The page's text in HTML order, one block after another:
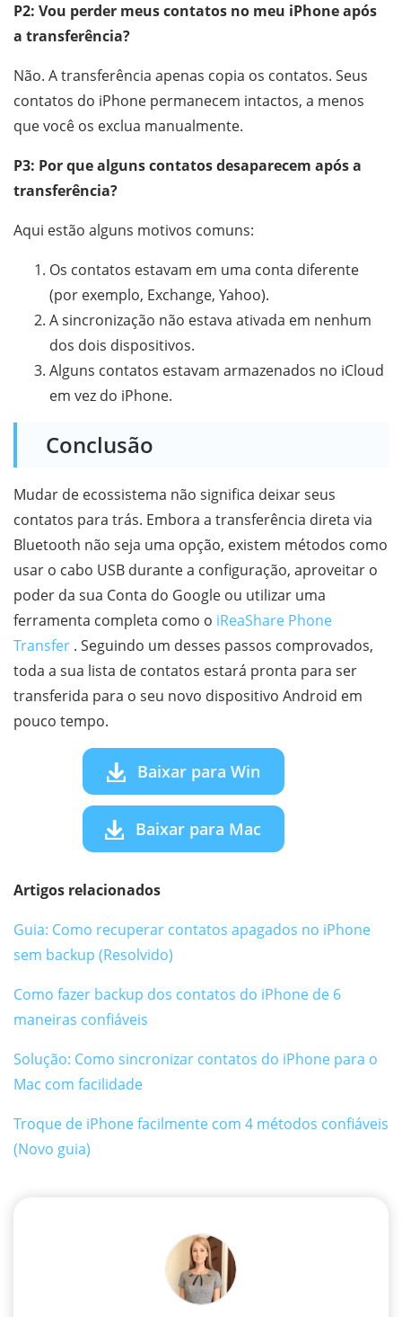
P2: Vou perder meus contatos no meu iPhone após
a transferência?
Não. A transferência apenas copia os contatos. Seus
contatos do iPhone permanecem intactos, a menos
que você os exclua manualmente.
P3: Por que alguns contatos desaparecem após a
transferência?
Aqui estão alguns motivos comuns:
Os contatos estavam em uma conta diferente
(por exemplo, Exchange, Yahoo).
A sincronização não estava ativada em nenhum
dos dois dispositivos.
Alguns contatos estavam armazenados no iCloud
em vez do iPhone.
Conclusão
Mudar de ecossistema não significa deixar seus
contatos para trás. Embora a transferência direta via
Bluetooth não seja uma opção, existem métodos como
usar o cabo USB durante a configuração, aproveitar o
poder da sua Conta do Google ou utilizar uma
ferramenta completa como o iReaShare Phone
Transfer . Seguindo um desses passos comprovados,
toda a sua lista de contatos estará pronta para ser
transferida para o seu novo dispositivo Android em
pouco tempo.
Baixar para Win
Baixar para Mac
Artigos relacionados
Guia: Como recuperar contatos apagados no iPhone
sem backup (Resolvido)
Como fazer backup dos contatos do iPhone de 6
maneiras confiáveis
Solução: Como sincronizar contatos do iPhone para o
Mac com facilidade
Troque de iPhone facilmente com 4 métodos confiáveis
​​(Novo guia)